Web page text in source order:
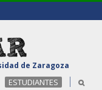
de Zaragoza
ESTUDIANTES